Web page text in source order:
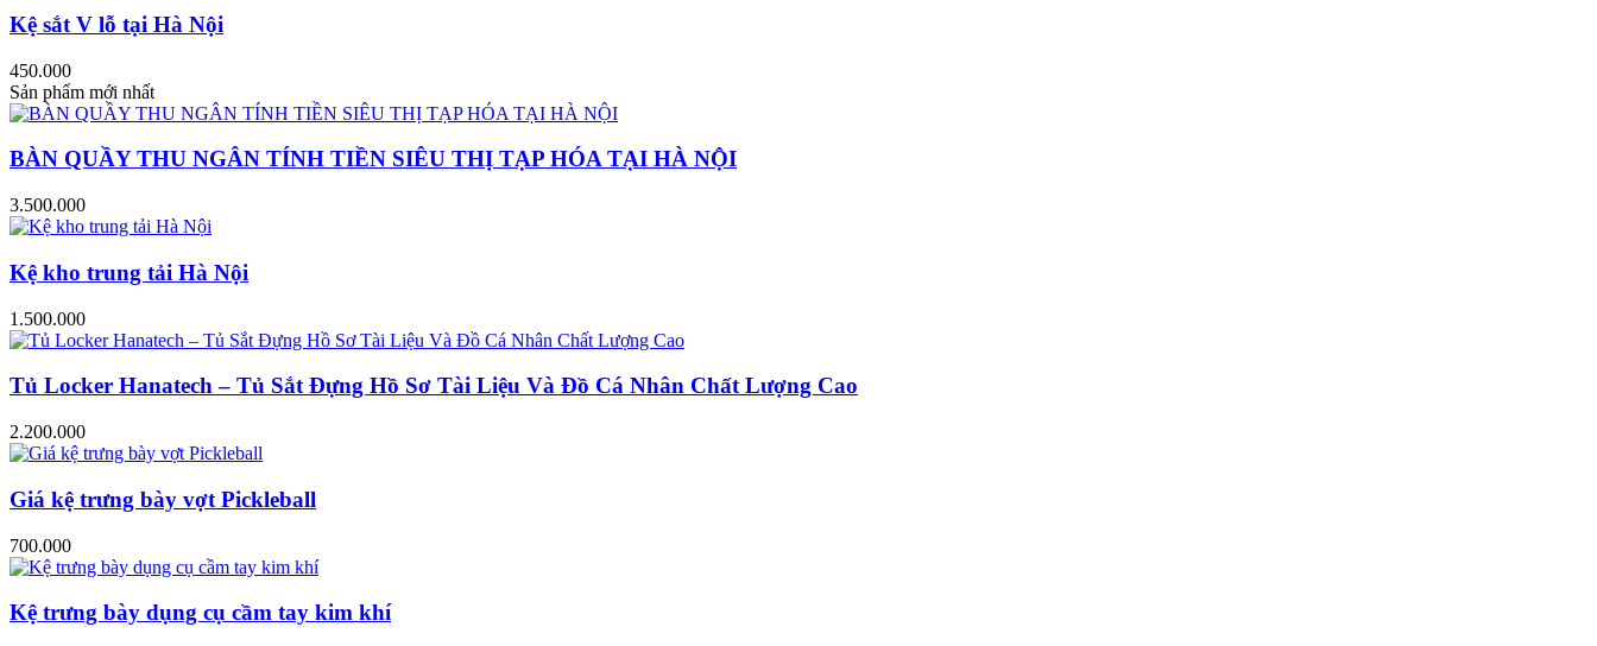
Kệ sắt V lỗ tại Hà Nội
450.000
Sản phẩm mới nhất
BÀN QUẦY THU NGÂN TÍNH TIỀN SIÊU THỊ TẠP HÓA TẠI HÀ NỘI
3.500.000
Kệ kho trung tải Hà Nội
1.500.000
Tủ Locker Hanatech – Tủ Sắt Đựng Hồ Sơ Tài Liệu Và Đồ Cá Nhân Chất Lượng Cao
2.200.000
Giá kệ trưng bày vợt Pickleball
700.000
Kệ trưng bày dụng cụ cầm tay kim khí